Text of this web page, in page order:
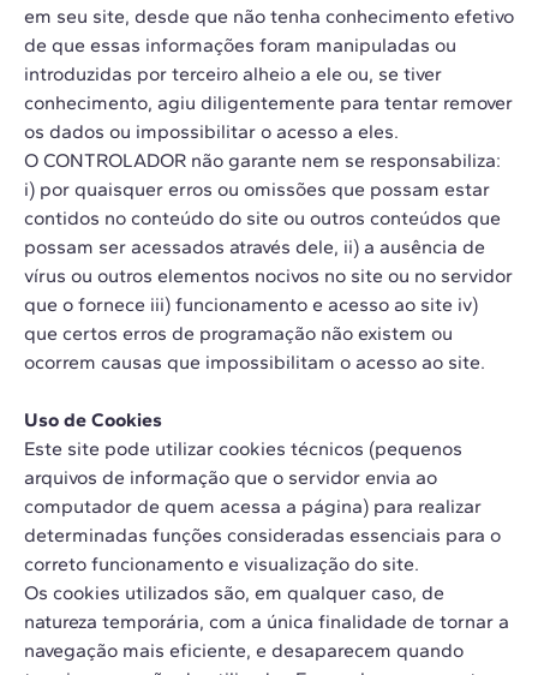
em seu site, desde que não tenha conhecimento efetivo
de que essas informações foram manipuladas ou
introduzidas por terceiro alheio a ele ou, se tiver
conhecimento, agiu diligentemente para tentar remover
os dados ou impossibilitar o acesso a eles.
O CONTROLADOR não garante nem se responsabiliza:
i) por quaisquer erros ou omissões que possam estar
contidos no conteúdo do site ou outros conteúdos que
possam ser acessados ​​através dele, ii) a ausência de
vírus ou outros elementos nocivos no site ou no servidor
que o fornece iii) funcionamento e acesso ao site iv)
que certos erros de programação não existem ou
ocorrem causas que impossibilitam o acesso ao site.
Uso de Cookies
Este site pode utilizar cookies técnicos (pequenos
arquivos de informação que o servidor envia ao
computador de quem acessa a página) para realizar
determinadas funções consideradas essenciais para o
correto funcionamento e visualização do site.
Os cookies utilizados são, em qualquer caso, de
natureza temporária, com a única finalidade de tornar a
navegação mais eficiente, e desaparecem quando